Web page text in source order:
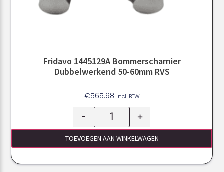
Fridavo 1445129A Bommerscharnier
Dubbelwerkend 50-60mm RVS
€565.98 Incl. BTW
- +
TOEVOEGEN AAN WINKELWAGEN